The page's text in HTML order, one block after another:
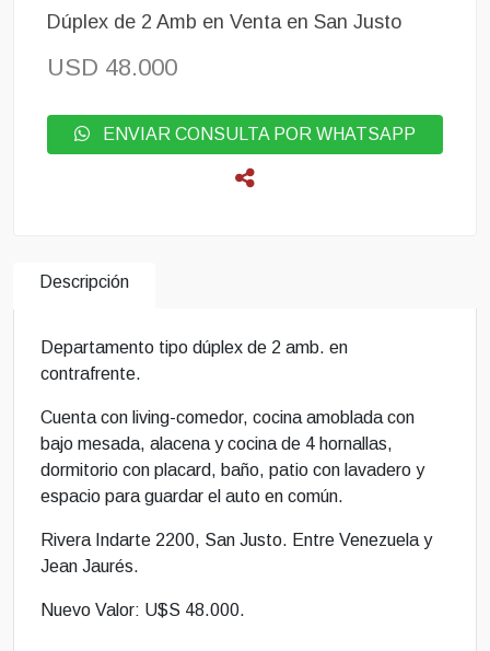
Dúplex de 2 Amb en Venta en San Justo
USD 48.000
ENVIAR CONSULTA POR WHATSAPP
Descripción
Departamento tipo dúplex de 2 amb. en
contrafrente.
Cuenta con living-comedor, cocina amoblada con
bajo mesada, alacena y cocina de 4 hornallas,
dormitorio con placard, baño, patio con lavadero y
espacio para guardar el auto en común.
Rivera Indarte 2200, San Justo. Entre Venezuela y
Jean Jaurés.
Nuevo Valor: U$S 48.000.